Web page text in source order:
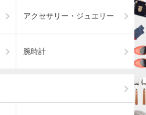
アクセサリー・ジュエリー
腕時計